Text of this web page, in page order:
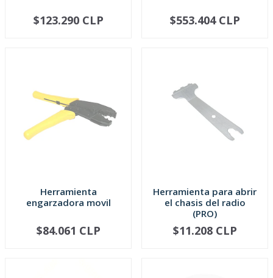
AGOTADO
$123.290 CLP AGOTADO
$553.404 CLP
Herramienta
engarzadora movil
AGOTADO
$84.061 CLP
Herramienta para abrir
el chasis del radio
(PRO)
AGOTADO
$11.208 CLP